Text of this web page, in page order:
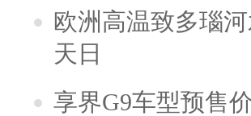
欧洲高温致多瑙
天日
享界G9车型预售